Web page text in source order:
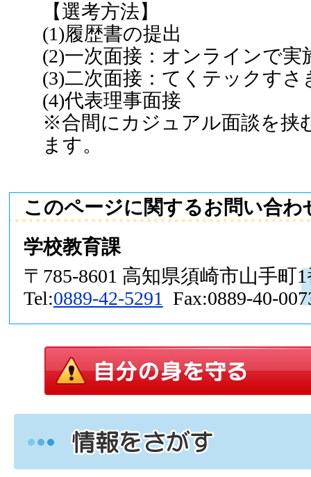
【選考方法】
(1)履歴書の提出
(2)一次面接：オンラインで実
(3)二次面接：てくテックすさ
(4)代表理事面接
※合間にカジュアル面談を挟
ます。
このページに関するお問い合わ
学校教育課
〒785-8601 高知県須崎市山手町
Tel:0889-42-5291 Fax:0889-40-